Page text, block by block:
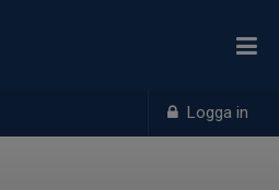
Logga in